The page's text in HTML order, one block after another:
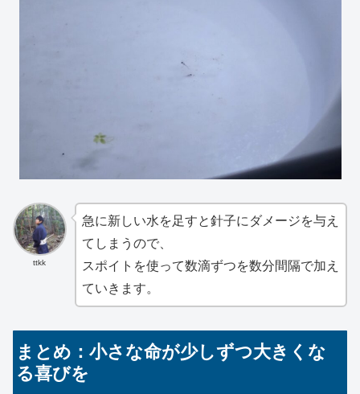
ttkk
急に新しい水を足すと針子にダメージを与え
てしまうので、
スポイトを使って数滴ずつを数分間隔で加え
ていきます。
まとめ：小さな命が少しずつ大きくな
る喜びを